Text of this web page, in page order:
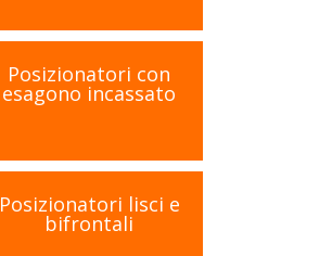
Posizionatori con
esagono incassato
Posizionatori lisci e
bifrontali